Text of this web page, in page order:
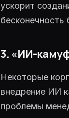
ускорит
бесконечность
3. «ИИ-
Некоторые
внедрение ИИ
проблемы